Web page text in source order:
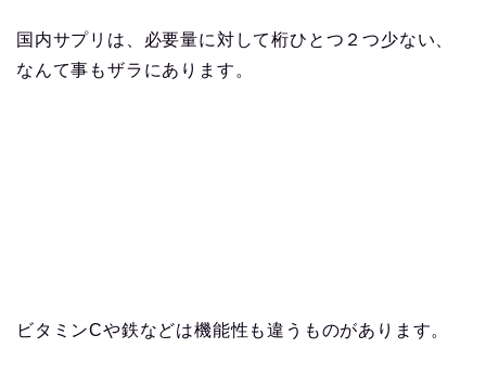
国内サプリは、必要量に対して桁ひとつ２つ少ない、
なんて事もザラにあります。
ビタミンCや鉄などは機能性も違うものがあります。